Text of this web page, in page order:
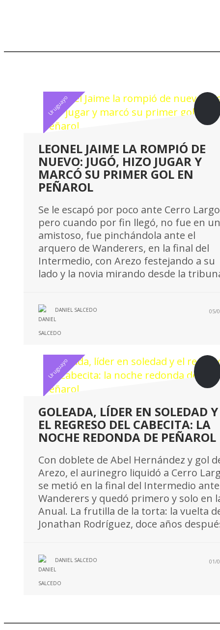
Uruguayo
LEONEL JAIME LA ROMPIÓ DE
NUEVO: JUGÓ, HIZO JUGAR Y
MARCÓ SU PRIMER GOL EN
PEÑAROL
Se le escapó por poco ante Cerro Largo
pero cuando por fin llegó, no fue en un
amistoso, fue pinchándola ante el
arquero de Wanderers, en la final del
Intermedio, con Arezo festejando a su
lado y la novia mirando desde la
DANIEL SALCEDO 05/
Uruguayo
GOLEADA, LÍDER EN SOLEDAD Y
EL REGRESO DEL CABECITA: LA
NOCHE REDONDA DE PEÑAROL
Con doblete de Abel Hernández y gol
Arezo, el aurinegro liquidó a Cerro
se metió en la final del Intermedio ante
Wanderers y quedó primero y solo en
Anual. La frutilla de la torta: la vuelta
Jonathan Rodríguez, doce años
DANIEL SALCEDO 01/